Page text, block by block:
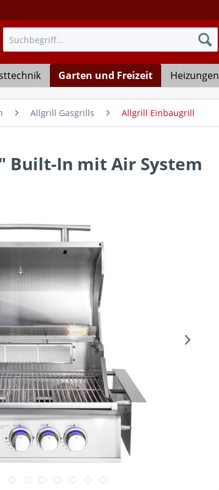
Garten und Freizeit Heizungen
Allgrill Gasgrills Allgrill Einbaugrill
Built-In mit Air System